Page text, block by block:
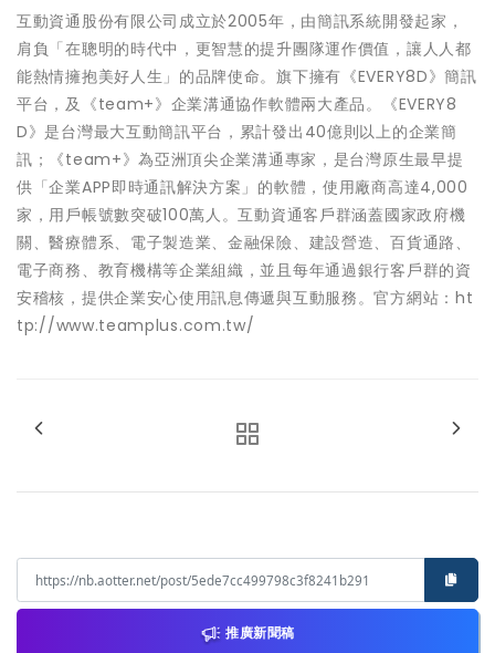
互動資通股份有限公司成立於2005年，由簡訊系統開發起家，
肩負「在聰明的時代中，更智慧的提升團隊運作價值，讓人人都
能熱情擁抱美好人生」的品牌使命。旗下擁有《EVERY8D》簡訊
平台，及《team+》企業溝通協作軟體兩大產品。《EVERY8
D》是台灣最大互動簡訊平台，累計發出40億則以上的企業簡
訊；《team+》為亞洲頂尖企業溝通專家，是台灣原生最早提
供「企業APP即時通訊解決方案」的軟體，使用廠商高達4,000
家，用戶帳號數突破100萬人。互動資通客戶群涵蓋國家政府機
關、醫療體系、電子製造業、金融保險、建設營造、百貨通路、
電子商務、教育機構等企業組織，並且每年通過銀行客戶群的資
安稽核，提供企業安心使用訊息傳遞與互動服務。官方網站：ht
tp://www.teamplus.com.tw/
推廣新聞稿